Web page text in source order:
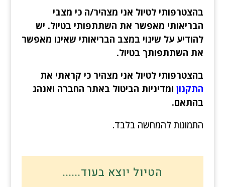
בהצטרפותי לטיול אני מצהיר/ה כי מצבי
הבריאותי מאפשר את השתתפותי בטיול. יש
להודיע על שינוי במצב הבריאותי שאינו מאפשר
את השתתפותך בטיול.
בהצטרפותי לטיול אני מצהיר כי קראתי את
התקנוןומדיניות הביטול באתר החברה ואנהג
בהתאם.
התמונות להמחשה בלבד.
הטיול יוצא בעוד......